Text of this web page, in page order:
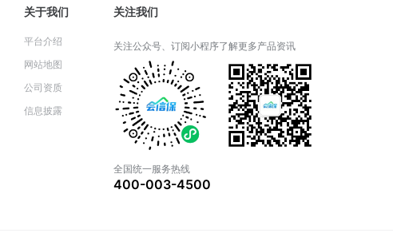
吗？
财产一切险和家庭财产保险有什么
区别？
2024-05-28 05:21:14
关于我们
平台介绍
网站地图
公司资质
信息披露
关注我们
关注公众号、订阅小程序了解更多产品资讯
全国统一服务热线
400-003-4500